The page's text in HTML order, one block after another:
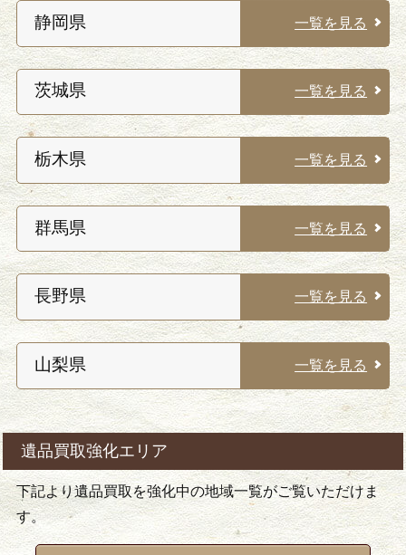
静岡県 一覧を見る
茨城県 一覧を見る
栃木県 一覧を見る
群馬県 一覧を見る
長野県 一覧を見る
山梨県 一覧を見る
遺品買取強化エリア
下記より遺品買取を強化中の地域一覧がご覧いただけま
す。